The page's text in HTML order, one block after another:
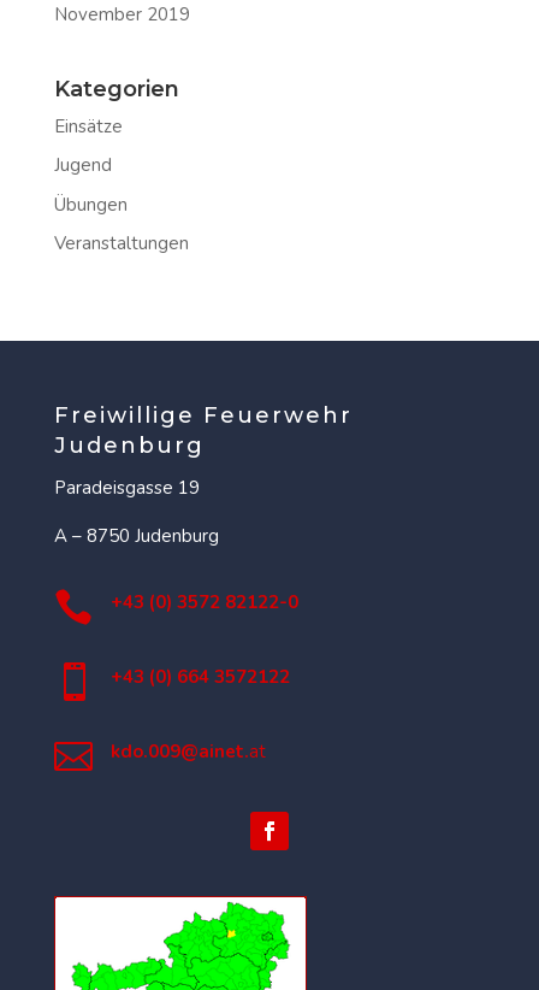
November 2019
Kategorien
Einsätze
Jugend
Übungen
Veranstaltungen
Freiwillige Feuerwehr
Judenburg
Paradeisgasse 19
A – 8750 Judenburg
 +43 (0) 3572 82122-0
 +43 (0) 664 3572122
 kdo.009@ainet.at